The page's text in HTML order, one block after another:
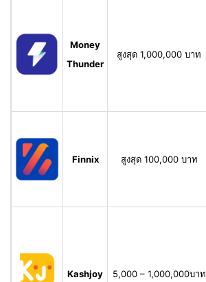
Money
Thunder
สูงสุด 1,000,000 บาท
Finnix สูงสุด 100,000 บาท
Kashjoy 5,000 – 1,000,000บาท